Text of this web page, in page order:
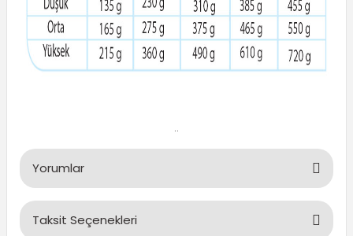
..
Yorumlar
Taksit Seçenekleri